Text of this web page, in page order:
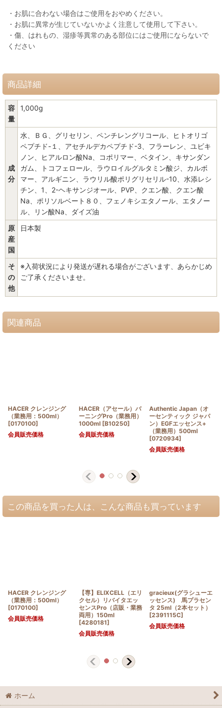
・お肌に合わない場合はご使用をおやめください。
・お肌に異常が生じていないかよく注意して使用して下さい。
・傷、はれもの、湿疹等異常のある部位にはご使用にならないで
ください
商品詳細
容
量
1,000g
成
分
水、ＢＧ、グリセリン、ペンチレングリコール、ヒトオリゴ
ペプチド-１、アセチルデカペプチド-3、フラーレン、ユビキ
ノン、ヒアルロン酸Na、コポリマー、ベタイン、キサンダン
ガム、トコフェロール、ラウロイルグルタミン酸ジ、カルボ
マー、アルギニン、ラウリル酸ポリグリセリル-10、水添レシ
チン、1、2-ヘキサンジオール、PVP、クエン酸、クエン酸
Na、ポリソルベート８０、フェノキシエタノール、エタノー
ル、リン酸Na、ダイズ油
原
産
国
日本製
そ
の
他
※入荷状況により発送が遅れる場合がございます、あらかじめ
ご了承くださいませ。
関連商品
HACER クレンジング
（業務用：500ml）
[0170100]
会員販売価格
HACER（アセール）バ
ーニングPro（業務用）
1000ml [B10250]
会員販売価格
Authentic Japan（オ
ーセンティック ジャパ
ン）EGFエッセンス+
（業務用）500ml
[0720934]
会員販売価格
この商品を買った人は、こんな商品も買っています
HACER クレンジング
（業務用：500ml）
[0170100]
会員販売価格
【専】ELIXCELL（エリ
クセル）リバイタエッ
センスPro（店販・業務
両用）150ml
[4280181]
会員販売価格
gracieux(グラシューエ
ッセンス) 馬プラセン
タ 25ml（2本セット）
[2391115C]
会員販売価格
ホーム